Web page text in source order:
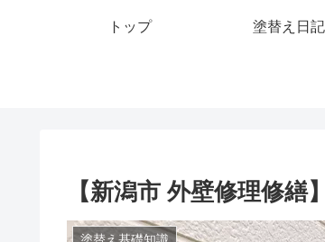
トップ 塗替え日記
【新潟市 外壁修理修
塗替え基礎知識